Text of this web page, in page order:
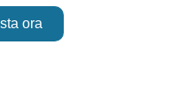
ora